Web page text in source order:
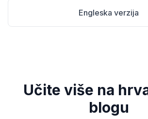
Engleska verzija
Učite više na
blogu